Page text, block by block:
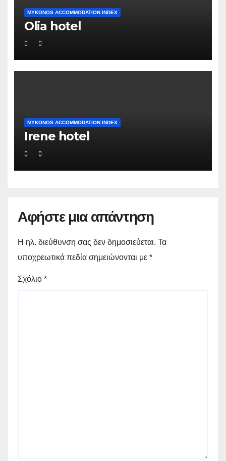
MYKONOS ACCOMMODATION INDEX
Olia hotel
MYKONOS ACCOMMODATION INDEX
Irene hotel
Αφήστε μια απάντηση
Η ηλ. διεύθυνση σας δεν δημοσιεύεται. Τα
υποχρεωτικά πεδία σημειώνονται με *
Σχόλιο *